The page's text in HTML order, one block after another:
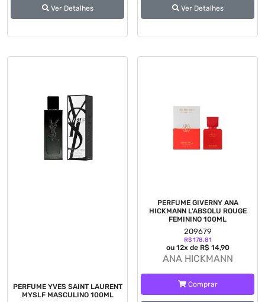
Ver Detalhes Ver Detalhes
PERFUME YVES SAINT LAURENT
MYSLF MASCULINO 100ML
PERFUME GIVERNY ANA
HICKMANN L'ABSOLU ROUGE
FEMININO 100ML
209679
R$ 178,81
ou 12x de R$ 14,90
ANA HICKMANN
Comprar